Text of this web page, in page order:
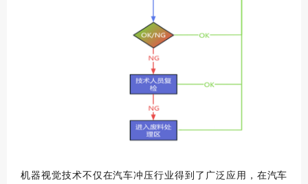
机器视觉技术不仅在汽车冲压行业得到了广泛应用，在汽车